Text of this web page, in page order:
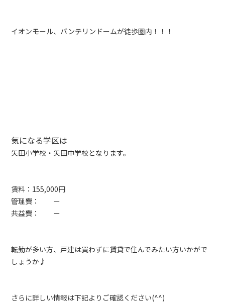
イオンモール、バンテリンドームが徒歩圏内！！！
気になる学区は
矢田小学校・矢田中学校となります。
賃料：155,000円
管理費： ー
共益費： ー
転勤が多い方、戸建は買わずに賃貸で住んでみたい方いかがで
しょうか♪
さらに詳しい情報は下記よりご確認ください(^^)